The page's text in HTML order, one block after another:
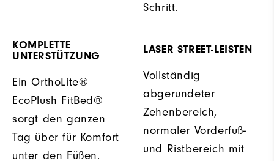
Schritt.
KOMPLETTE
UNTERSTÜTZUNG
Ein OrthoLite®
EcoPlush FitBed®
sorgt den ganzen
Tag über für Komfort
unter den Füßen.
LASER STREET-LEISTEN
Vollständig
abgerundeter
Zehenbereich,
normaler Vorderfuß-
und Ristbereich mit